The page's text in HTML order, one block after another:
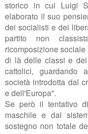
storico in cui Luigi
elaborato il suo
dei socialisti e dei
partito non
ricomposizione
di là delle classi e
cattolici, guardando
società introdotta dal
e dell'Europa".
Se però il tentativo
maschile e dal
sostegno non totale